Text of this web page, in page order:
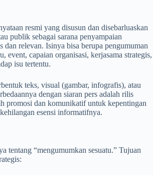
resmi yang disusun dan disebarluaskan
publik sebagai sarana penyampaian
dan relevan. Isinya bisa berupa pengumuman
event, capaian organisasi, kerjasama strategis,
isu tertentu.
teks, visual (gambar, infografis), atau
dengan siaran pers adalah rilis
promosi dan komunikatif untuk kepentingan
esensi informatifnya.
tentang “mengumumkan sesuatu.” Tujuan